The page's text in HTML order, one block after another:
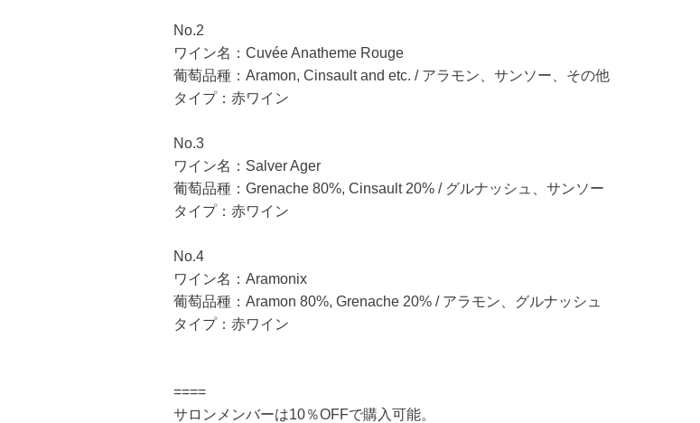
No.2
ワイン名：Cuvée Anatheme Rouge
葡萄品種：Aramon, Cinsault and etc. / アラモン、サンソー、その他
タイプ：赤ワイン
No.3
ワイン名：Salver Ager
葡萄品種：Grenache 80%, Cinsault 20% / グルナッシュ、サンソー
タイプ：赤ワイン
No.4
ワイン名：Aramonix
葡萄品種：Aramon 80%, Grenache 20% / アラモン、グルナッシュ
タイプ：赤ワイン
====
サロンメンバーは10％OFFで購入可能。